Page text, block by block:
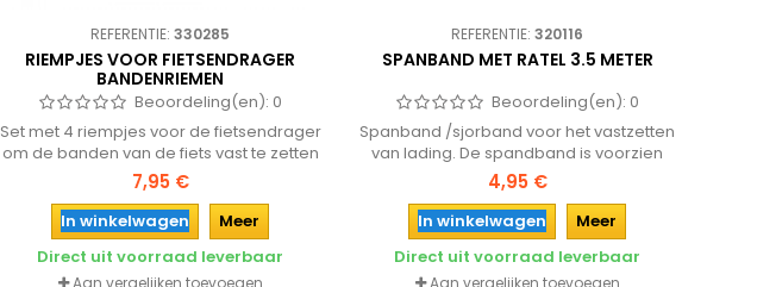
REFERENTIE:330285
RIEMPJES VOOR FIETSENDRAGER
BANDENRIEMEN
Beoordeling(en): 0
Set met 4 riempjes voor de fietsendrager
om de banden van de fiets vast te zetten
op de wielgoten voorzien van sterke
ijzeren gespen.
7,95 €
In winkelwagen
Meer
Direct uit voorraad leverbaar
Aan vergelijken toevoegen
REFERENTIE:320116
SPANBAND MET RATEL 3.5 METER
Beoordeling(en): 0
Spanband /sjorband voor het vastzetten
van lading. De spandband is voorzien
van een ratle om optimaal kracht te
kunnen zetten en lading perfect te
zekeren.
4,95 €
In winkelwagen
Meer
Direct uit voorraad leverbaar
Aan vergelijken toevoegen